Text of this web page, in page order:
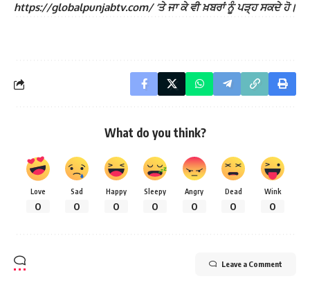
https://globalpunjabtv.com/ ‘ਤੇ ਜਾ ਕੇ ਵੀ ਖ਼ਬਰਾਂ ਨੂੰ ਪੜ੍ਹ ਸਕਦੇ ਹੋ।
What do you think?
Love
0
Sad
0
Happy
0
Sleepy
0
Angry
0
Dead
0
Wink
0
Leave a Comment